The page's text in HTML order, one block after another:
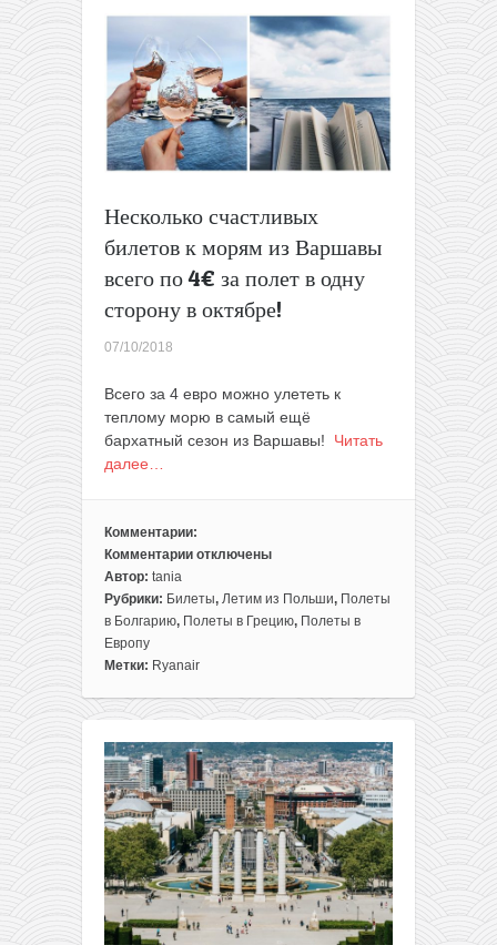
перелетами
из
Варшавы
+
проживание
в
отеля,
включая
в/
из
всего
108€
в
ноябре!
Несколько счастливых
билетов к морям из Варшавы
всего по 4€ за полет в одну
сторону в октябре!
07/10/2018
Всего за 4 евро можно улететь к
теплому морю в самый ещё
бархатный сезон из Варшавы! Читать
далее…
Комментарии:
Комментарии
к
записи
Несколько
счастливых
билетов
морям
Варшавы
всего
по
4€
за
полет
в
одну
сторону
отключены
Автор: tania
Рубрики: Билеты, Летим из Польши, Полеты
в Болгарию, Полеты в Грецию, Полеты в
Европу
Метки: Ryanair